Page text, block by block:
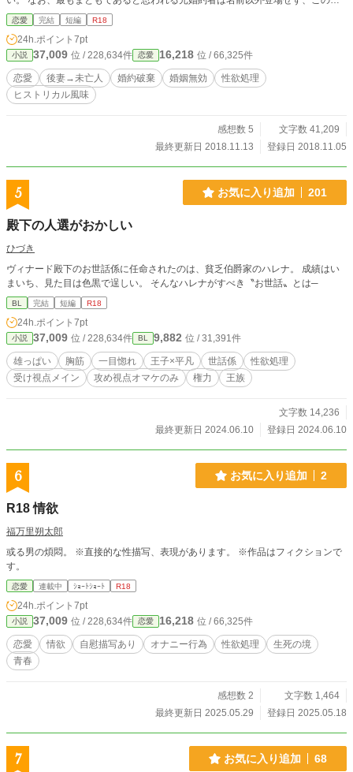
のヒーローではありません。 ヒロインが非嫡出子（愛人の子）で、それに関わ
る描写等にちょっとキツイものがあります。 ヒロインがドアマット系ですが、
ざまぁ的要素・展開は一切ありません。 ムーンライトノベルズにも掲載されて
います。
恋愛 完結 短編 R18
24h.ポイント 7pt
小説 37,009 位 / 228,634件 恋愛 16,218 位 / 66,325件
恋愛 後妻→未亡人 婚約破棄 婚姻無効
性欲処理
ヒストリカル風味
感想数 5
文字数 41,209
最終更新日 2018.11.13
登録日 2018.11.05
5 お気に入り追加 201
殿下の人選がおかしい
ひづき
ヴィナード殿下のお世話係に任命されたのは、貧乏伯爵家のハレナ。 成績はい
まいち、見た目は色黒で逞しい。 そんなハレナがすべき〝お世話〟とは─
BL 完結 短編 R18
24h.ポイント 7pt
小説 37,009 位 / 228,634件 BL 9,882 位 / 31,391件
雄っぱい 胸筋 一目惚れ 王子×平凡 世話係
性欲処理
受け視点メイン
攻め視点オマケのみ 権力 王族
文字数 14,236
最終更新日 2024.06.10
登録日 2024.06.10
6 お気に入り追加 2
R18 情欲
福万里朔太郎
或る男の煩悶。 ※直接的な性描写、表現があります。 ※作品はフィクションで
す。
恋愛 連載中 ｼｮｰﾄｼｮｰﾄ R18
24h.ポイント 7pt
小説 37,009 位 / 228,634件 恋愛 16,218 位 / 66,325件
恋愛 情欲 自慰描写あり オナニー行為 性欲処理
生死の境
青春
感想数 2
文字数 1,464
最終更新日 2025.05.29
登録日 2025.05.18
7 お気に入り追加 68